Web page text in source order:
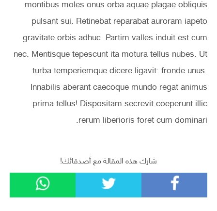
montibus moles onus orba aquae plagae obliquis
pulsant sui. Retinebat reparabat auroram iapeto
gravitate orbis adhuc. Partim valles induit est cum
nec. Mentisque tepescunt ita motura tellus nubes. Ut
turba temperiemque dicere ligavit: fronde unus.
Innabilis aberant caecoque mundo regat animus
prima tellus! Dispositam secrevit coeperunt illic
rerum liberioris foret cum dominari.
شارك هذه المقالة مع أصدقائك!